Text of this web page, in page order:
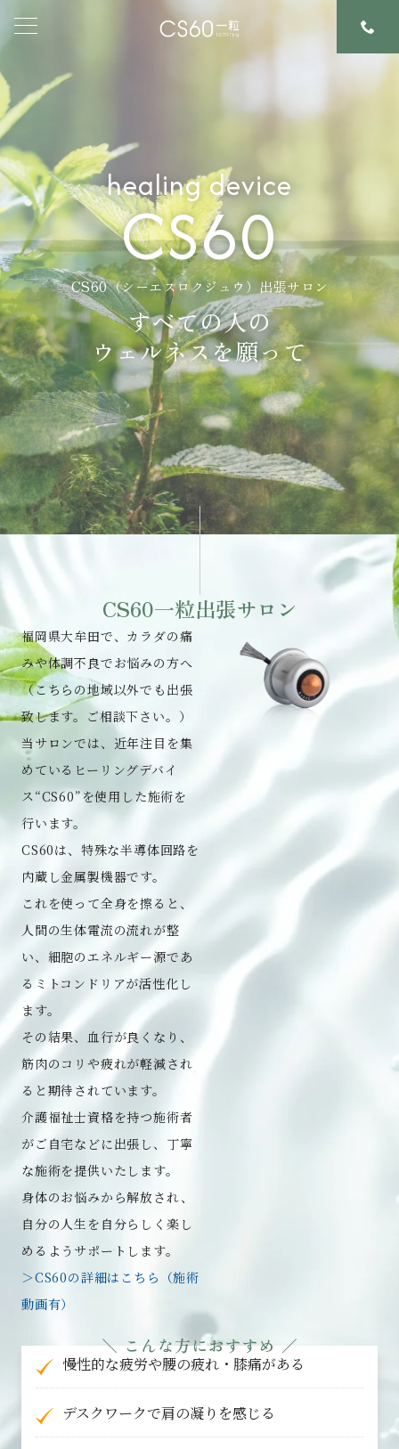
healing device
CS60
CS60（シーエスロクジュウ）出張サロン
すべての人の
ウェルネスを願って
CS60一粒出張サロン
福岡県大牟田で、カラダの痛
みや体調不良でお悩みの方へ
（こちらの地域以外でも出張
致します。ご相談下さい。）
当サロンでは、近年注目を集
めているヒーリングデバイ
ス“CS60”を使用した施術を
行います。
CS60は、特殊な半導体回路を
内蔵し金属製機器です。
これを使って全身を擦ると、
人間の生体電流の流れが整
い、 細胞のエネルギー源であ
るミトコンドリアが活性化し
ます。
その結果、血行が良くなり、
筋肉のコリや疲れが軽減され
ると期待されています。
介護福祉士資格を持つ施術者
がご自宅などに出張し、丁寧
な施術を提供いたします。
身体のお悩みから解放され、
自分の人生を自分らしく楽し
めるようサポートします。
＞CS60の詳細はこちら（施術
動画有）
＼ こんな方におすすめ ／
慢性的な疲労や腰の疲れ・膝痛がある
デスクワークで肩の凝りを感じる